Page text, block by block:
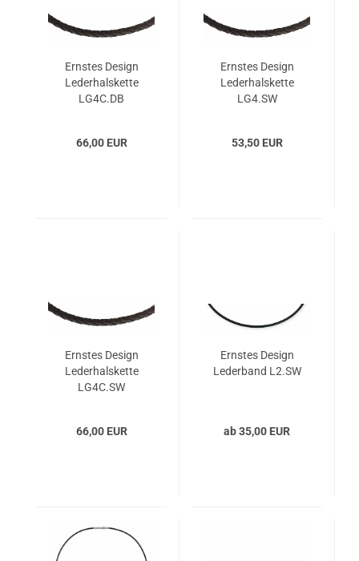
Ernstes Design
Lederhalskette
LG4C.DB
66,00 EUR
Ernstes Design
Lederhalskette
LG4.SW
53,50 EUR
Ernstes Design
Lederhalskette
LG4C.SW
66,00 EUR
Ernstes Design
Lederband L2.SW
ab 35,00 EUR